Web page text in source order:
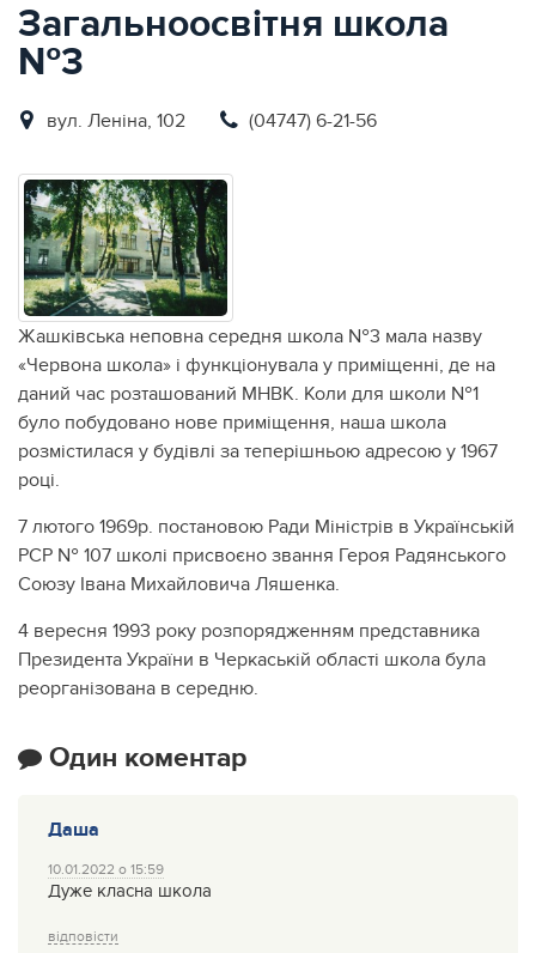
Загальноосвітня школа
№3
вул. Леніна, 102 (04747) 6-21-56
Жашківська неповна середня школа №3 мала назву
«Червона школа» і функціонувала у приміщенні, де на
даний час розташований МНВК. Коли для школи №1
було побудовано нове приміщення, наша школа
розмістилася у будівлі за теперішньою адресою у 1967
році.
7 лютого 1969р. постановою Ради Міністрів в Українській
РСР № 107 школі присвоєно звання Героя Радянського
Союзу Івана Михайловича Ляшенка.
4 вересня 1993 року розпорядженням представника
Президента України в Черкаській області школа була
реорганізована в середню.
Один коментар
Даша
10.01.2022 о 15:59
Дуже класна школа
відповісти